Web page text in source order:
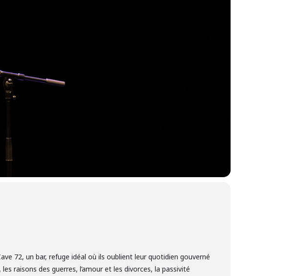
72, un bar, refuge idéal où ils oublient leur quotidien gouverné
raisons des guerres, l’amour et les divorces, la passivité